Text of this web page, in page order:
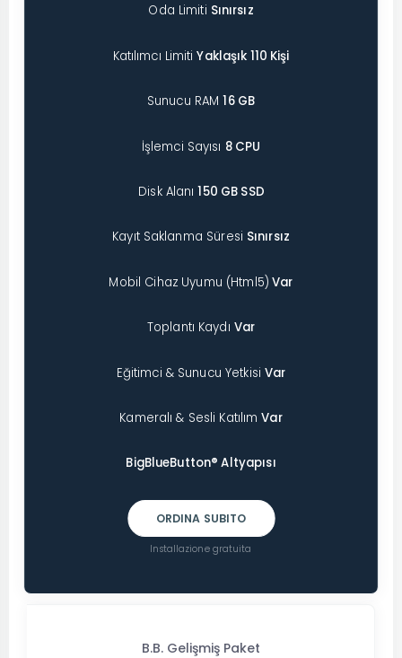
Oda Limiti Sınırsız
Katılımcı LimitiYaklaşık 110 Kişi
Sunucu RAM16 GB
İşlemci Sayısı 8 CPU
Disk Alanı150 GB SSD
Kayıt Saklanma Süresi Sınırsız
Mobil Cihaz Uyumu (Html5) Var
Toplantı Kaydı Var
Eğitimci & Sunucu Yetkisi Var
Kameralı & Sesli KatılımVar
BigBlueButton® Altyapısı
ORDINA SUBITO
Installazione gratuita
B.B. Gelişmiş Paket